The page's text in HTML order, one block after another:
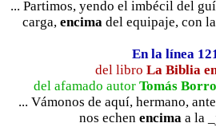
... Partimos, yendo el imbécil del
carga, encima del equipaje, con
En la línea
del libro La Biblia
del afamado autor Tomás
... Vámonos de aquí, hermano,
nos echen encimaa la